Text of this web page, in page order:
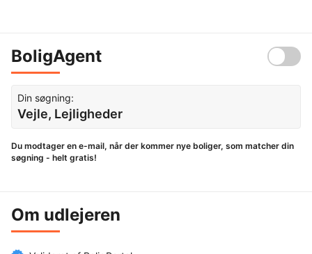
BoligAgent
Din søgning:
Vejle, Lejligheder
Du modtager en e-mail, når der kommer nye boliger, som matcher din
søgning - helt gratis!
Om udlejeren